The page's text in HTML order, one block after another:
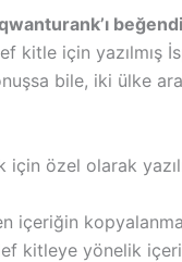
beğendi
kitle için yazılmış
bile, iki ülke
özel olarak
içeriğin
kitleye yönelik